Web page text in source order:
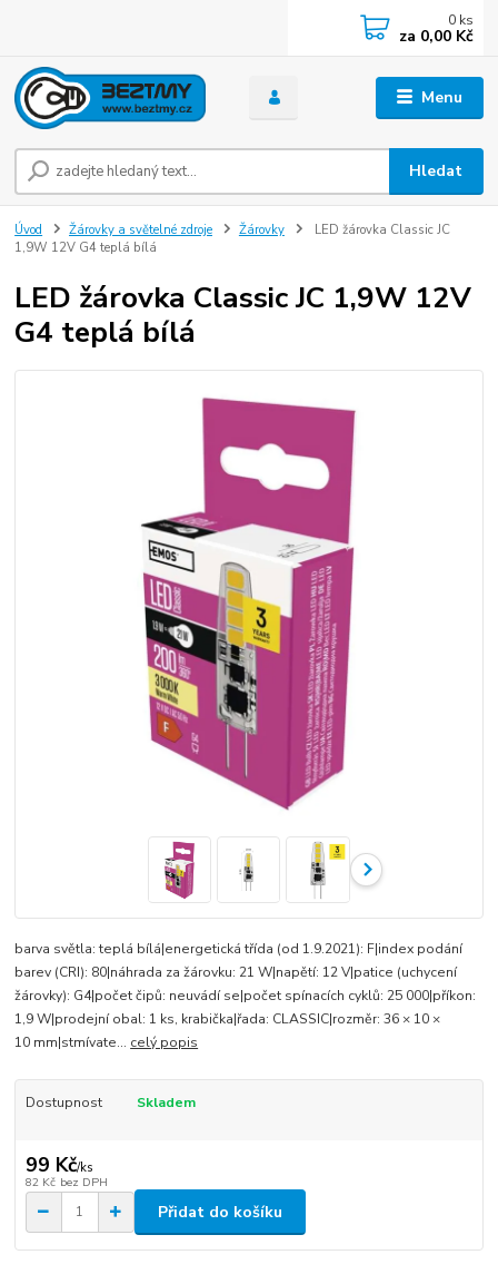
Menu
Hledat
0 ks
za 0,00 Kč
Úvod Žárovky a světelné zdroje Žárovky
LED žárovka Classic JC
1,9W 12V G4 teplá bílá
LED žárovka Classic JC 1,9W 12V
G4 teplá bílá
barva světla: teplá bílá|energetická třída (od 1.9.2021): F|index podání
barev (CRI): 80|náhrada za žárovku: 21 W|napětí: 12 V|patice (uchycení
žárovky): G4|počet čipů: neuvádí se|počet spínacích cyklů: 25 000|příkon:
1,9 W|prodejní obal: 1 ks, krabička|řada: CLASSIC|rozměr: 36 × 10 ×
10 mm|stmívate... celý popis
Dostupnost Skladem
99 Kč/ks
82 Kč bez DPH
Přidat do košíku